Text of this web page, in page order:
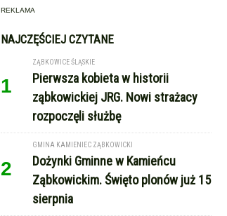
REKLAMA
NAJCZĘŚCIEJ CZYTANE
1
ZĄBKOWICE ŚLĄSKIE
Pierwsza kobieta w historii
ząbkowickiej JRG. Nowi strażacy
rozpoczęli służbę
2
GMINA KAMIENIEC ZĄBKOWICKI
Dożynki Gminne w Kamieńcu
Ząbkowickim. Święto plonów już 15
sierpnia